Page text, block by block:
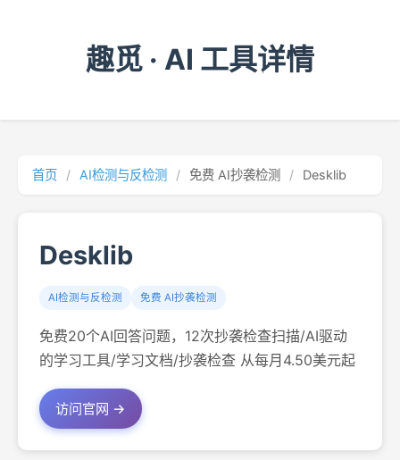
趣觅 · AI 工具详情
首页 / AI检测与反检测 / 免费 AI抄袭检测 / Desklib
Desklib
AI检测与反检测 免费 AI抄袭检测
免费20个AI回答问题，12次抄袭检查扫描/AI驱动
的学习工具/学习文档/抄袭检查 从每月4.50美元起
访问官网 →